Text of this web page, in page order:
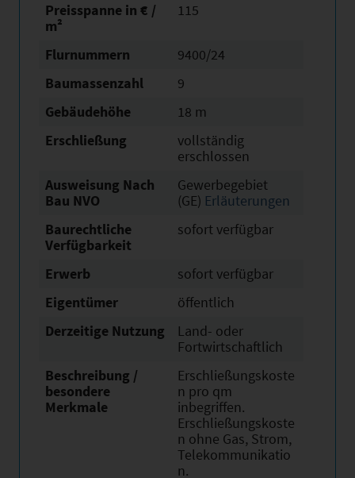
Preisspanne in € /
m²
115
Flurnummern
9400/24
Baumassenzahl
9
Gebäudehöhe
18 m
Erschließung
vollständig
erschlossen
Ausweisung Nach
Bau NVO
Gewerbegebiet
(GE) Erläuterungen
Baurechtliche
Verfügbarkeit
sofort verfügbar
Erwerb
sofort verfügbar
Eigentümer
öffentlich
Derzeitige Nutzung
Land- oder
Fortwirtschaftlich
Beschreibung /
besondere
Merkmale
Erschließungskoste
n pro qm
inbegriffen.
Erschließungskoste
n ohne Gas, Strom,
Telekommunikatio
n.